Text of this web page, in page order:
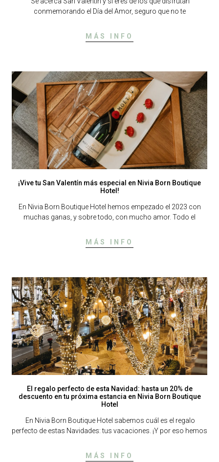
conmemorando el Día del Amor, seguro que no te
MÁS INFO
¡Vive tu San Valentín más especial en Nivia Born Boutique
Hotel!
En Nivia Born Boutique Hotel hemos empezado el 2023 con
muchas ganas, y sobre todo, con mucho amor. Todo el
MÁS INFO
El regalo perfecto de esta Navidad: hasta un 20% de
descuento en tu próxima estancia en Nivia Born Boutique
Hotel
En Nivia Born Boutique Hotel sabemos cuál es el regalo
perfecto de estas Navidades: tus vacaciones. ¡Y por eso hemos
MÁS INFO